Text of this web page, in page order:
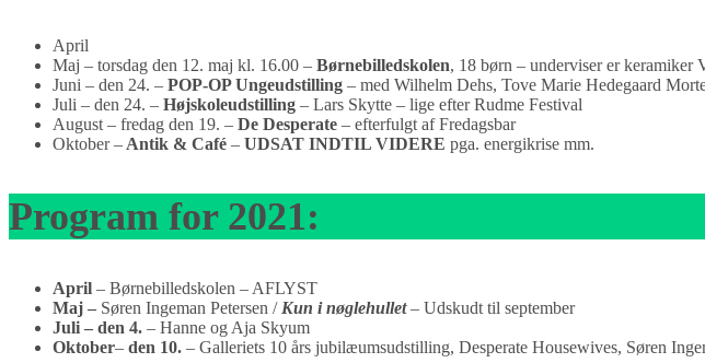
April
Maj – torsdag den 12. maj kl. 16.00 – Børnebilledskolen, 18 børn – underviser er keramiker
Juni – den 24. – POP-OP Ungeudstilling – med Wilhelm Dehs, Tove Marie Hedegaard
Juli – den 24. – Højskoleudstilling – Lars Skytte – lige efter Rudme Festival
August – fredag den 19. – De Desperate – efterfulgt af Fredagsbar
Oktober – Antik & Café – UDSAT INDTIL VIDERE pga. energikrise mm.
Program for 2021:
April – Børnebilledskolen – AFLYST
Maj – Søren Ingeman Petersen / Kun i nøglehullet– Udskudt til september
Juli – den 4. – Hanne og Aja Skyum
Oktober– den 10. – Galleriets 10 års jubilæumsudstilling, Desperate Housewives, Søren